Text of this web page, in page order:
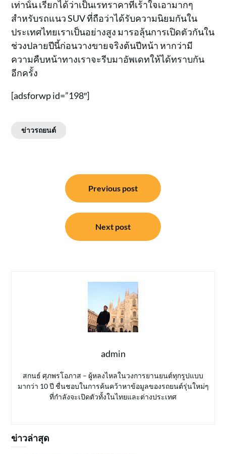
เท่านั้น เรียกได้ว่าเป็นเรทราคาที่เร้าใจเอามากๆ
สำหรับรถแนว SUV ที่ถือว่าได้รับความนิยมกันใน
ประเทศไทยเราเป็นอย่างสูง มารอลุ้นการเปิดตัวกันใน
ช่วงปลายปีนี้ก่อนวางขายจริงต้นปีหน้า หากว่ามี
ความคืบหน้าทางเราจะรีบมาอัพเดทให้ได้ทราบกัน
อีกครั้ง
[adsforwp id=”198″]
ข่าวรถยนต์
Previous post
Next post
admin
สกนธ์ ศุภพรโอภาส – ผู้หลงไหลในวงการยานยนต์ทุกรูปแบบ
มากว่า 10 ปี ชื่นชอบในการค้นคว้าหาข้อมูลของรถยนต์รุ่นใหม่ๆ
ที่กำลังจะเปิดตัวทั้งในไทยและต่างประเทศ
ข่าวล่าสุด